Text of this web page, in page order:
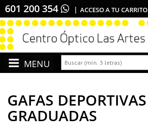
601 200 354 ACCESO A TU CARRITO
GAFAS DEPORTIVAS
GRADUADAS